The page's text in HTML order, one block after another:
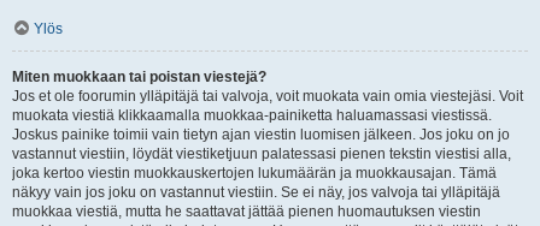
Ylös
Miten muokkaan tai poistan viestejä?
Jos et ole foorumin ylläpitäjä tai valvoja, voit muokata vain omia viestejäsi. Voit
muokata viestiä klikkaamalla muokkaa-painiketta haluamassasi viestissä.
Joskus painike toimii vain tietyn ajan viestin luomisen jälkeen. Jos joku on jo
vastannut viestiin, löydät viestiketjuun palatessasi pienen tekstin viestisi alla,
joka kertoo viestin muokkauskertojen lukumäärän ja muokkausajan. Tämä
näkyy vain jos joku on vastannut viestiin. Se ei näy, jos valvoja tai ylläpitäjä
muokkaa viestiä, mutta he saattavat jättää pienen huomautuksen viestin